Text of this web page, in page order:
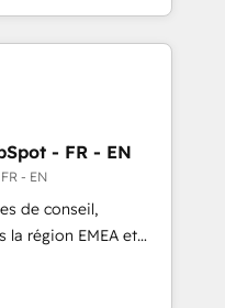
(Paid Media),
all three brands. 🔄
by Globalia’s
Success Media. -
and custom agents
compliance
- FR - EN
- EN
de conseil,
la région EMEA et
experts en
Revops, CRM et